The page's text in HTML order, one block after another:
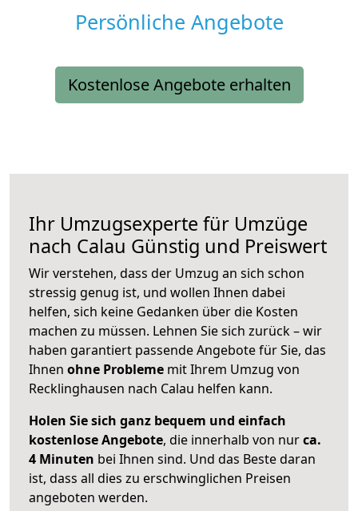
Persönliche Angebote
Kostenlose Angebote erhalten
Ihr Umzugsexperte für Umzüge
nach Calau Günstig und Preiswert
Wir verstehen, dass der Umzug an sich schon
stressig genug ist, und wollen Ihnen dabei
helfen, sich keine Gedanken über die Kosten
machen zu müssen. Lehnen Sie sich zurück – wir
haben garantiert passende Angebote für Sie, das
Ihnen ohne Probleme mit Ihrem Umzug von
Recklinghausen nach Calau helfen kann.
Holen Sie sich ganz bequem und einfach
kostenlose Angebote, die innerhalb von nurca.
4 Minuten bei Ihnen sind. Und das Beste daran
ist, dass all dies zu erschwinglichen Preisen
angeboten werden.